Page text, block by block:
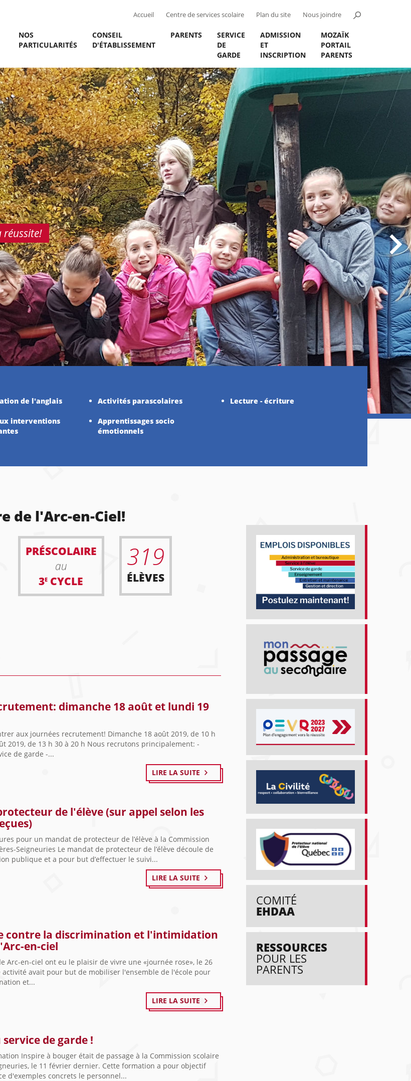
Accueil Centre de services scolaire Plan du site Nous joindre
NOS
PARTICULARITÉS
CONSEIL
D'ÉTABLISSEMENT
PARENTS
SERVICE
DE
GARDE
ADMISSION
ET
INSCRIPTION
MOZAÏK
PORTAIL
PARENTS
réussite!
de l'anglais Activités parascolaires Lecture - écriture
interventions
Apprentissages socio
émotionnels
de l'Arc-en-Ciel!
319
ÉLÈVES
PRÉSCOLAIRE
au
3E CYCLE
COMITÉ
EHDAA
RESSOURCES
POUR LES
PARENTS
dimanche 18 août et lundi 19
aux journées recrutement! Dimanche 18 août 2019, de 10 h
2019, de 13 h 30 à 20 h Nous recrutons principalement: -
de garde -...
LIRE LA SUITE
de l'élève (sur appel selon les
pour un mandat de protecteur de l’élève à la Commission
Seigneuries Le mandat de protecteur de l’élève découle de
publique et a pour but d’effectuer le suivi...
LIRE LA SUITE
contre la discrimination et l'intimidation
en-ciel
Arc-en-ciel ont eu le plaisir de vivre une «journée rose», le 26
avait pour but de mobiliser l'ensemble de l'école pour
et...
LIRE LA SUITE
service de garde !
Inspire à bouger était de passage à la Commission scolaire
le 11 février dernier. Cette formation a pour objectif
d'exemples concrets le personnel...